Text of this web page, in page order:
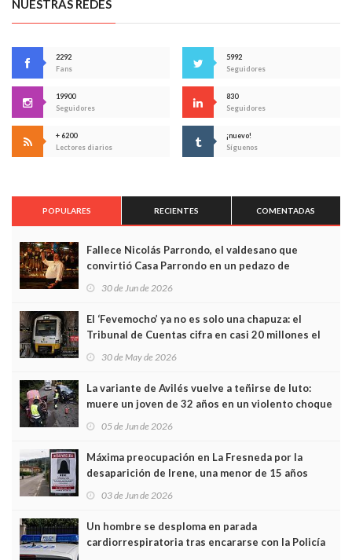
NUESTRAS REDES
2292
Fans
5992
Seguidores
19900
Seguidores
830
Seguidores
+ 6200
Lectores diarios
¡nuevo!
Síguenos
POPULARES RECIENTES COMENTADAS
Fallece Nicolás Parrondo, el valdesano que
convirtió Casa Parrondo en un pedazo de
Asturias en Madrid
30 de Jun de 2026
El ‘Fevemocho’ ya no es solo una chapuza: el
Tribunal de Cuentas cifra en casi 20 millones el
sobrecoste de los trenes que no cabían por los
30 de May de 2026
La variante de Avilés vuelve a teñirse de luto:
muere un joven de 32 años en un violento choque
frontal
05 de Jun de 2026
Máxima preocupación en La Fresneda por la
desaparición de Irene, una menor de 15 años
03 de Jun de 2026
Un hombre se desploma en parada
cardiorrespiratoria tras encararse con la Policía